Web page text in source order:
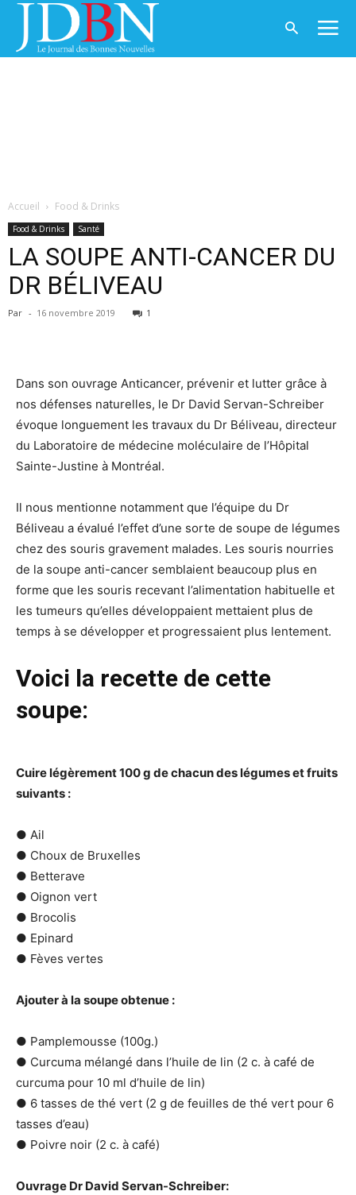
Accueil Food & Drinks
Food & Drinks Santé
LA SOUPE ANTI-CANCER DU
DR BÉLIVEAU
Par - 16 novembre 2019 1
Dans son ouvrage Anticancer, prévenir et lutter grâce à
nos défenses naturelles, le Dr David Servan-Schreiber
évoque longuement les travaux du Dr Béliveau, directeur
du Laboratoire de médecine moléculaire de l’Hôpital
Sainte-Justine à Montréal.
Il nous mentionne notamment que l’équipe du Dr
Béliveau a évalué l’effet d’une sorte de soupe de légumes
chez des souris gravement malades. Les souris nourries
de la soupe anti-cancer semblaient beaucoup plus en
forme que les souris recevant l’alimentation habituelle et
les tumeurs qu’elles développaient mettaient plus de
temps à se développer et progressaient plus lentement.
Voici la recette de cette
soupe:
Cuire légèrement 100 g de chacun des légumes et fruits
suivants :
● Ail
● Choux de Bruxelles
● Betterave
● Oignon vert
● Brocolis
● Epinard
● Fèves vertes
Ajouter à la soupe obtenue :
● Pamplemousse (100g.)
● Curcuma mélangé dans l’huile de lin (2 c. à café de
curcuma pour 10 ml d’huile de lin)
● 6 tasses de thé vert (2 g de feuilles de thé vert pour 6
tasses d’eau)
● Poivre noir (2 c. à café)
Ouvrage Dr David Servan-Schreiber: